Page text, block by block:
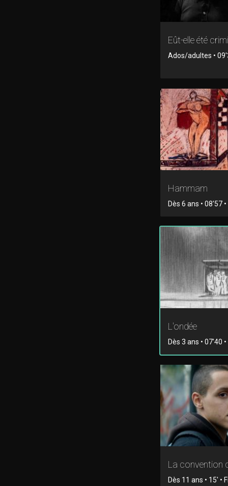
Eût-elle été
Ados/adultes •
Hammam
Dès 6 ans • 08'57
L'ondée
Dès 3 ans • 07'40
La convention
Dès 11 ans • 15' •